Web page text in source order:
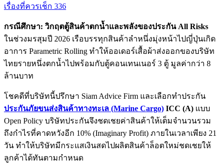
เรื่องที่ควรเช็ก 336
กรณีศึกษา: วิกฤตตู้สินค้าตกน้ำและพลังของประกัน All Risks
ในช่วงมรสุมปี 2026 เรือบรรทุกสินค้าลำหนึ่งมุ่งหน้าไปญี่ปุ่นเกิด
อาการ Parametric Rolling ทำให้ออเดอร์เสื้อผ้าส่งออกของบริษัท
ไทยรายหนึ่งตกน้ำไปพร้อมกับตู้คอนเทนเนอร์ 3 ตู้ มูลค่ากว่า 8
ล้านบาท
โชคดีที่บริษัทนี้ปรึกษา Siam Advice Firm และเลือกทำประกัน
ประกันภัยขนส่งสินค้าทางทะเล (Marine Cargo) ICC (A) แบบ
Open Policy บริษัทประกันจึงชดเชยค่าสินค้าให้เต็มจำนวนรวม
ถึงกำไรที่คาดหวังอีก 10% (Imaginary Profit) ภายในเวลาเพียง 21
วัน ทำให้บริษัทมีกระแสเงินสดไปผลิตสินค้าล็อตใหม่ชดเชยให้
ลูกค้าได้ทันตามกำหนด